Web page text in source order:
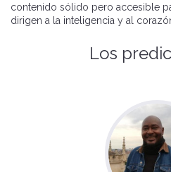
contenido sólido pero accesible
dirigen a la inteligencia y al
Los